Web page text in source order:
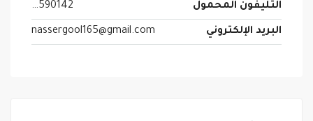
التليفون المحمول 0555590142
البريد الإلكتروني nassergool165@gmail.com